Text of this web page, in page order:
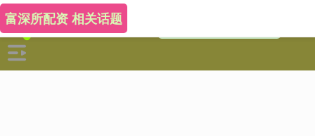
富深所配资 相关话题